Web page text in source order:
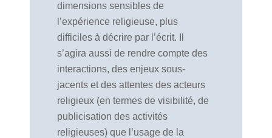
dimensions sensibles de
l’expérience religieuse, plus
difficiles à décrire par l’écrit. Il
s’agira aussi de rendre compte des
interactions, des enjeux sous-
jacents et des attentes des acteurs
religieux (en termes de visibilité, de
publicisation des activités
religieuses) que l’usage de la